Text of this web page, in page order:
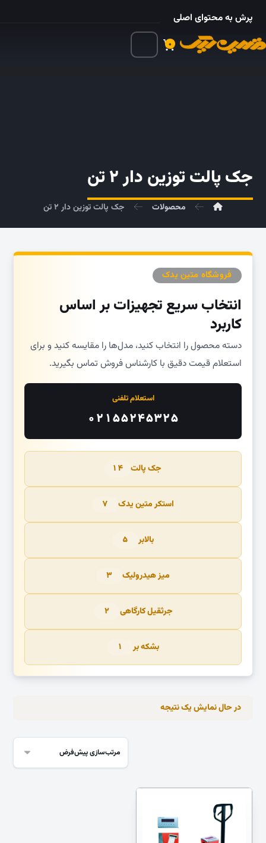
۰۲۱ – ۵۵۲۴ ۵۳۲۵
۰
پرش به محتوای اصلی
جک پالت توزین دار ۲ تن
محصولات جک پالت توزین دار ۲ تن
فروشگاه متین یدک
انتخاب سریع تجهیزات بر اساس
کاربرد
دسته محصول را انتخاب کنید، مدل‌ها را مقایسه کنید و برای
استعلام قیمت دقیق با کارشناس فروش تماس بگیرید.
استعلام تلفنی
۰۲۱۵۵۲۴۵۳۲۵
جک پالت ۱۴
استکر متین یدک ۷
بالابر ۵
میز هیدرولیک ۳
جرثقیل کارگاهی ۲
بشکه بر ۱
در حال نمایش یک نتیجه